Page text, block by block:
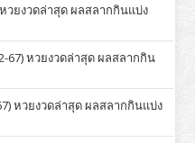
วยงวดล่าสุด ผลสลากกินแบ่ง
67) หวยงวดล่าสุด ผลสลากกิน
หวยงวดล่าสุด ผลสลากกินแบ่ง